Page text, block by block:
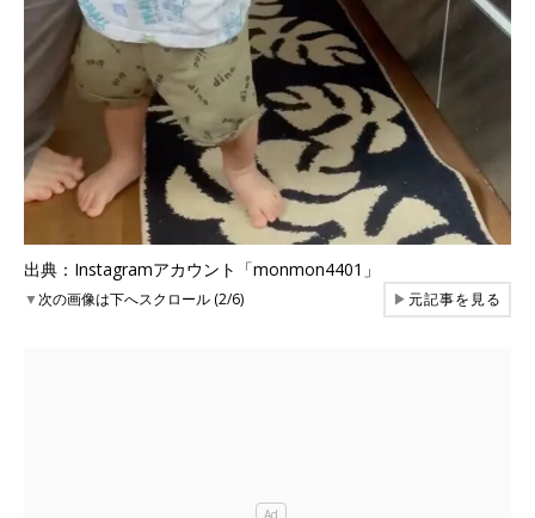
出典：Instagramアカウント「monmon4401」
▼次の画像は下へスクロール (2/6) ▶元記事を見る